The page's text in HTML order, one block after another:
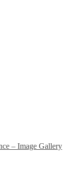
– Image Gallery